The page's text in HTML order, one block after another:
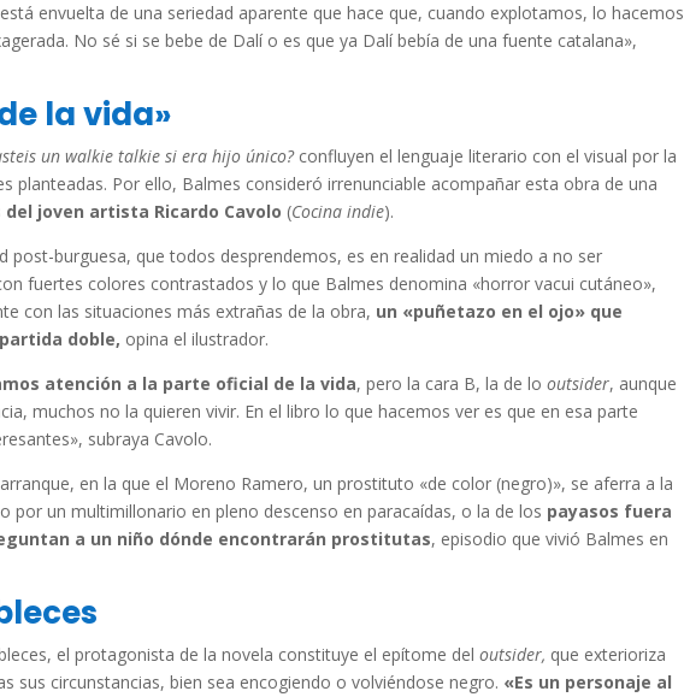
envuelta de una seriedad aparente que hace que, cuando explotamos, lo hacemos
No sé si se bebe de Dalí o es que ya Dalí bebía de una fuente catalana»,
la vida»
un walkie talkie si era hijo único?confluyen el lenguaje literario con el visual por la
planteadas. Por ello, Balmes consideró irrenunciable acompañar esta obra de una
joven artista Ricardo Cavolo (Cocina indie).
post-burguesa, que todos desprendemos, es en realidad un miedo a no ser
fuertes colores contrastados y lo que Balmes denomina «horror vacui cutáneo»,
con las situaciones más extrañas de la obra, un «puñetazo en el ojo» que
doble, opina el ilustrador.
atención a la parte oficial de la vida, pero la cara B, la de lo outsider, aunque
muchos no la quieren vivir. En el libro lo que hacemos ver es que en esa parte
subraya Cavolo.
en la que el Moreno Ramero, un prostituto «de color (negro)», se aferra a la
por un multimillonario en pleno descenso en paracaídas, o la de los payasos fuera
a un niño dónde encontrarán prostitutas, episodio que vivió Balmes en
el protagonista de la novela constituye el epítome del outsider, que exterioriza
sus circunstancias, bien sea encogiendo o volviéndose negro. «Es un personaje al